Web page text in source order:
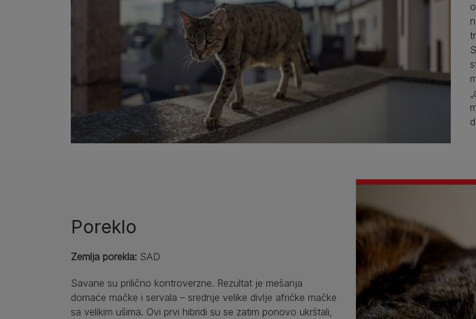
Poreklo
Zemlja porekla: SAD
Savane su prilično kontroverzne. Rezultat je mešanja
domaće mačke i servala – srednje velike divlje afričke mačke
sa velikim ušima. Ovi prvi hibridi su se zatim ponovo ukrštali,